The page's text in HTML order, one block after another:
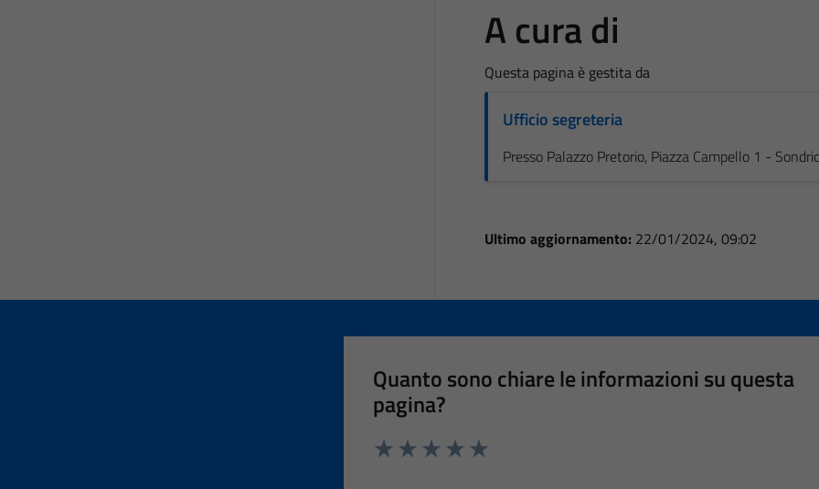
A cura di
Questa pagina è gestita da
Ufficio segreteria
Presso Palazzo Pretorio, Piazza Campello 1 -
Ultimo aggiornamento: 22/01/2024, 09:02
Quanto sono chiare le informazioni su questa
pagina?